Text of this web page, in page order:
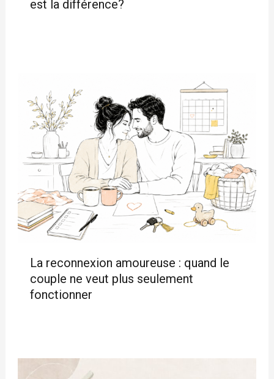
est la différence?
La reconnexion amoureuse : quand le
couple ne veut plus seulement
fonctionner